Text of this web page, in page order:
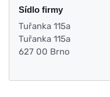
Sídlo firmy
Tuřanka 115a
Tuřanka 115a
627 00 Brno